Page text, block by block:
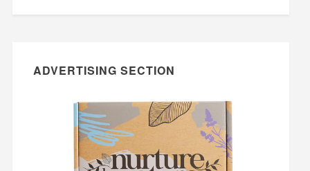
ADVERTISING SECTION